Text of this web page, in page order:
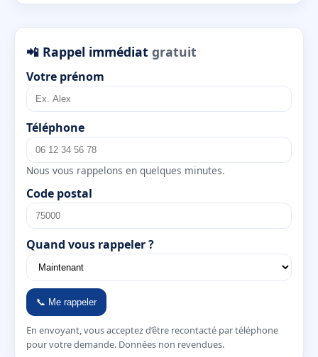
📲 Rappel immédiat gratuit
Votre prénom
Téléphone
Nous vous rappelons en quelques minutes.
Code postal
Quand vous rappeler ?
📞 Me rappeler
En envoyant, vous acceptez d’être recontacté par téléphone
pour votre demande. Données non revendues.